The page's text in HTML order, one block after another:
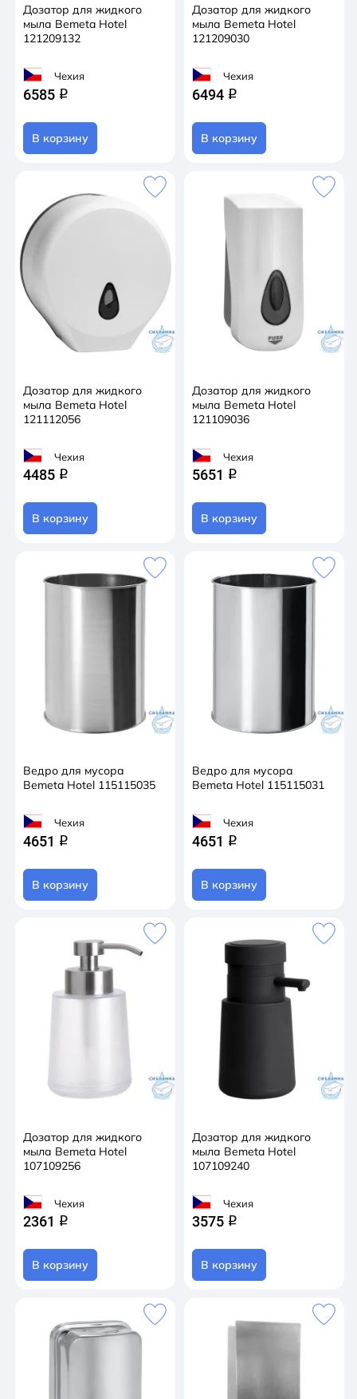
Дозатор для жидкого
мыла Bemeta Hotel
121209132
Чехия
6585 q
В корзину
Дозатор для жидкого
мыла Bemeta Hotel
121209030
Чехия
6494 q
В корзину
Дозатор для жидкого
мыла Bemeta Hotel
121112056
Чехия
4485 q
В корзину
Дозатор для жидкого
мыла Bemeta Hotel
121109036
Чехия
5651 q
В корзину
Ведро для мусора
Bemeta Hotel 115115035
Чехия
4651 q
В корзину
Ведро для мусора
Bemeta Hotel 115115031
Чехия
4651 q
В корзину
Дозатор для жидкого
мыла Bemeta Hotel
107109256
Чехия
2361 q
В корзину
Дозатор для жидкого
мыла Bemeta Hotel
107109240
Чехия
3575 q
В корзину